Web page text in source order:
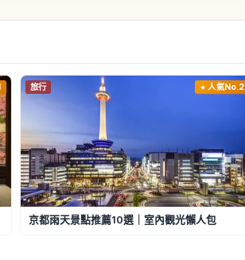
旅行 人氣No.2
京都雨天景點推薦10選｜室內觀光懶人包